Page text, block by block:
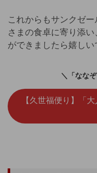
これからもサンクゼ
さまの食卓に寄り添
ができましたら嬉しい
＼「なな
【久世福便り】「